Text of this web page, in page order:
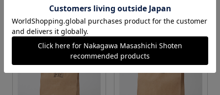
カートに入れる カートに入れる